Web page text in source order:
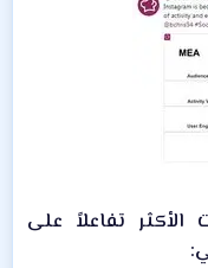
الأكثر تفاعلاً على